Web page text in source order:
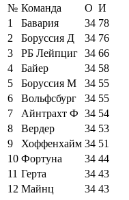
№ Команда О И
1
Бавария 34 78
2
Боруссия Д 34 76
3
РБ Лейпциг 34 66
4
Байер 34 58
5
Боруссия М 34 55
6
Вольфсбург 34 55
7
Айнтрахт Ф 34 54
8
Вердер 34 53
9
Хоффенхайм 34 51
10 Фортуна 34 44
11 Герта 34 43
12 Майнц 34 43